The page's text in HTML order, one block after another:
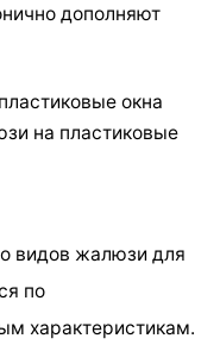
дополняют
окна
на пластиковые
видов жалюзи для
по
характеристикам.